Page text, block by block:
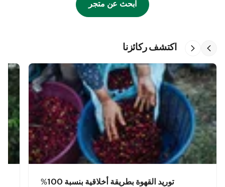
ابحث عن متجر
اكتشف ركائزنا
توريد القهوة بطريقة أخلاقية بنسبة 100%